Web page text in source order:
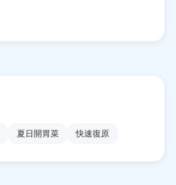
夏日開胃菜 快速復原